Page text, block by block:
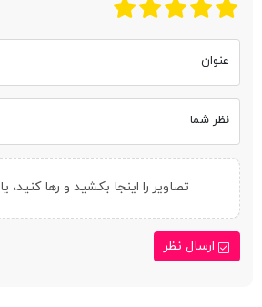
عنوان
نظر شما
تصاویر را اینجا بکشید و رها کنید، یا
ارسال نظر